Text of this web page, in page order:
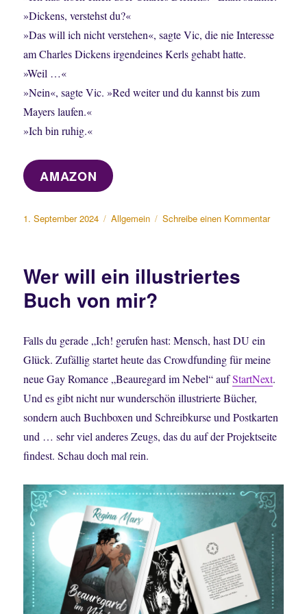
»Dickens, verstehst du?«
»Das will ich nicht verstehen«, sagte Vic, die nie Interesse
am Charles Dickens irgendeines Kerls gehabt hatte.
»Weil …«
»Nein«, sagte Vic. »Red weiter und du kannst bis zum
Mayers laufen.«
»Ich bin ruhig.«
AMAZON
Veröffentlicht
1. September 2024 Kategorien
Allgemein Schreibe einen Kommentarzu
Wer will ein illustriertes
Buch von mir?
Falls du gerade „Ich! gerufen hast: Mensch, hast DU ein
Glück. Zufällig startet heute das Crowdfunding für meine
neue Gay Romance „Beauregard im Nebel“ aufStartNext.
Und es gibt nicht nur wunderschön illustrierte Bücher,
sondern auch Buchboxen und Schreibkurse und Postkarten
und … sehr viel anderes Zeugs, das du auf der Projektseite
findest. Schau doch mal rein.